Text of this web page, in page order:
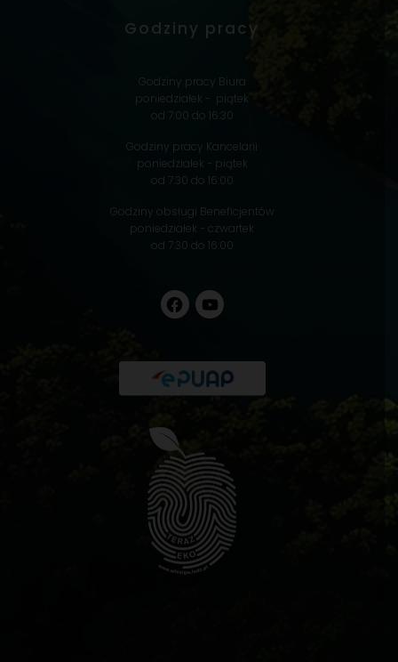
Godziny pracy
Godziny pracy Biura
poniedziałek - piątek
od 7:00 do 16:30
Godziny pracy Kancelarii
poniedziałek - piątek
od 7:30 do 16:00
Godziny obsługi Beneficjentów
poniedziałek - czwartek
od 7:30 do 16:00